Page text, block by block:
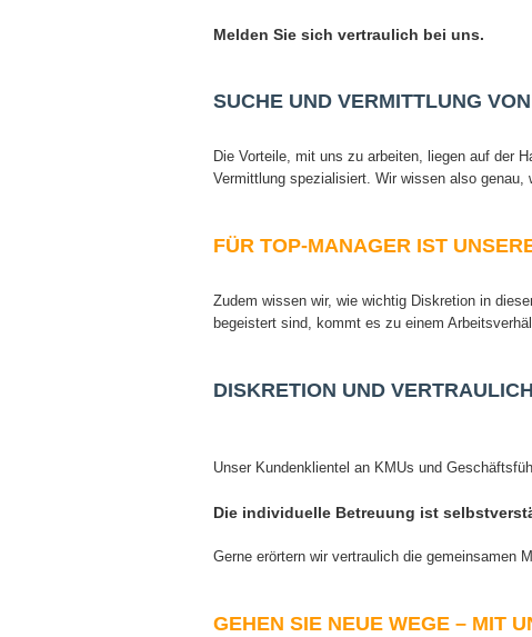
Melden Sie sich vertraulich bei uns.
SUCHE UND VERMITTLUNG
Die Vorteile, mit uns zu arbeiten, liegen auf der
Vermittlung spezialisiert. Wir wissen also
FÜR TOP-MANAGER IST
Zudem wissen wir, wie wichtig Diskretion in
begeistert sind, kommt es zu einem
DISKRETION UND
Unser Kundenklientel an KMUs und
Die individuelle Betreuung ist
Gerne erörtern wir vertraulich die gemeinsamen
GEHEN SIE NEUE WEGE – MIT